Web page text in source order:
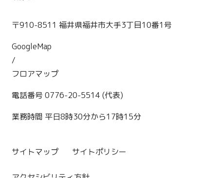
〒910-8511 福井県福井市大手3丁目10番1号
GoogleMap
/
フロアマップ
電話番号 0776-20-5514 (代表)
業務時間 平日8時30分から17時15分
サイトマップ サイトポリシー